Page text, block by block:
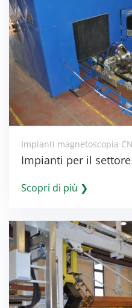
Impianti magnetoscopia
Impianti per il
Scopri di più ❯